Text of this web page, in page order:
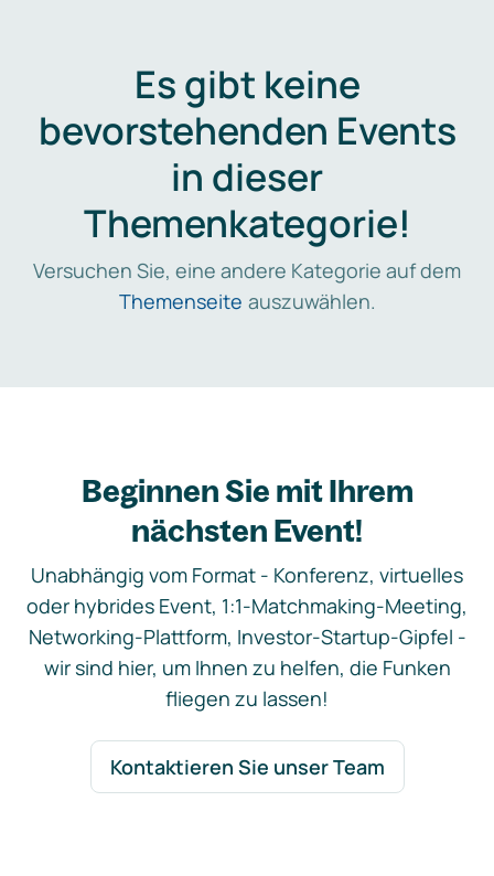
Es gibt keine
bevorstehenden Events
in dieser
Themenkategorie!
Versuchen Sie, eine andere Kategorie auf dem
Themenseite auszuwählen.
Beginnen Sie mit Ihrem
nächsten Event!
Unabhängig vom Format - Konferenz, virtuelles
oder hybrides Event, 1:1-Matchmaking-Meeting,
Networking-Plattform, Investor-Startup-Gipfel -
wir sind hier, um Ihnen zu helfen, die Funken
fliegen zu lassen!
Kontaktieren Sie unser Team